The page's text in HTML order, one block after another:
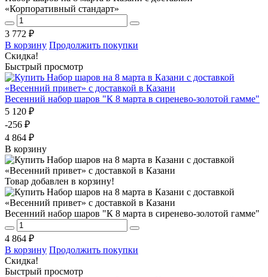
«Корпоративный стандарт»
3 772 ₽
В корзину Продолжить покупки
Скидка!
Быстрый просмотр
Весенний набор шаров "К 8 марта в сиренево-золотой гамме"
5 120 ₽
-256 ₽
4 864 ₽
В корзину
Товар добавлен в корзину!
Весенний набор шаров "К 8 марта в сиренево-золотой гамме"
4 864 ₽
В корзину Продолжить покупки
Скидка!
Быстрый просмотр